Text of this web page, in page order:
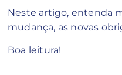
Neste artigo, entenda
mudança, as novas
Boa leitura!